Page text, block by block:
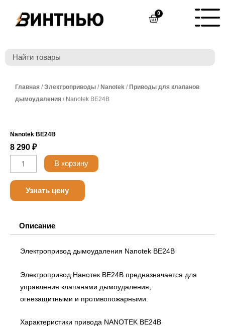
содержимому
0Cart
Главная /Электроприводы / Nanotek / Приводы для клапанов
дымоудаления / Nanotek BE24B
Nanotek BE24B
8 290 ₽
Количество
товара
Belimo
LF230
В корзину
Узнать цену
Описание
Электропривод дымоудаления Nanotek BE24B
Электропривод Нанотек BE24B предназначается для
управления клапанами дымоудаления,
огнезащитными и противопожарными.
Характеристики привода NANOTEK BE24B